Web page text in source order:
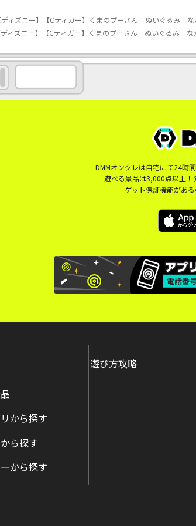
ディズニー】【Cティガー】くまのプーさん ぬいぐるみ な
ディズニー】【Cティガー】くまのプーさん ぬいぐるみ な
DMMオンクレは自宅にて24時
遊べる景品は3,000点以上！
ゲット保証機能があ
から探す
ら探す
から探す
遊び方攻略